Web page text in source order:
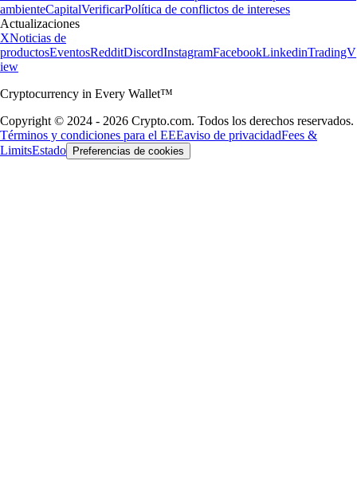
ambienteCapitalVerificarPolítica de conflictos de intereses
Actualizaciones
XNoticias de
productosEventosRedditDiscordInstagramFacebookLinkedinTradingV
iew
Cryptocurrency in Every Wallet™
Copyright © 2024 - 2026 Crypto.com. Todos los derechos reservados.
Términos y condiciones para el EEEaviso de privacidadFees &
LimitsEstado Preferencias de cookies